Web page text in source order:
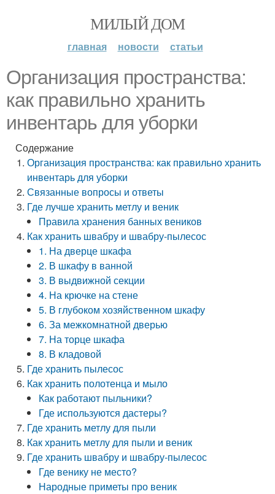
МИЛЫЙ ДОМ
главная новости статьи
Организация пространства:
как правильно хранить
инвентарь для уборки
Содержание
Организация пространства: как правильно хранить
инвентарь для уборки
Связанные вопросы и ответы
Где лучше хранить метлу и веник
Правила хранения банных веников
Как хранить швабру и швабру-пылесос
1. На дверце шкафа
2. В шкафу в ванной
3. В выдвижной секции
4. На крючке на стене
5. В глубоком хозяйственном шкафу
6. За межкомнатной дверью
7. На торце шкафа
8. В кладовой
Где хранить пылесос
Как хранить полотенца и мыло
Как работают пыльники?
Где используются дастеры?
Где хранить метлу для пыли
Как хранить метлу для пыли и веник
Где хранить швабру и швабру-пылесос
Где венику не место?
Народные приметы про веник